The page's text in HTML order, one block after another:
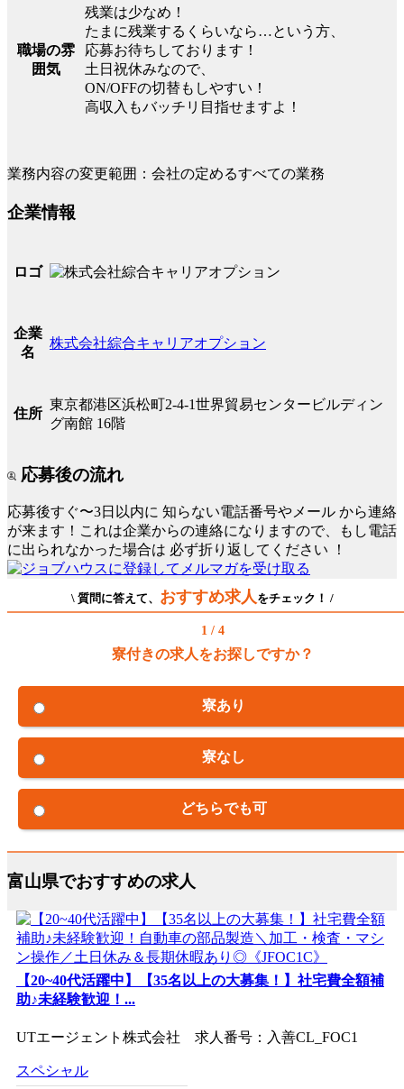
職場の雰
囲気
残業は少なめ！
たまに残業するくらいなら…という方、
応募お待ちしております！
土日祝休みなので、
ON/OFFの切替もしやすい！
高収入もバッチリ目指せますよ！
業務内容の変更範囲：会社の定めるすべての業務
企業情報
ロゴ
企業
名
株式会社綜合キャリアオプション
住所
東京都港区浜松町2-4-1世界貿易センタービルディン
グ南館 16階
応募後の流れ
応募後すぐ〜3日以内に 知らない電話番号やメール から連絡
が来ます！これは企業からの連絡になりますので、もし電話
に出られなかった場合は 必ず折り返してください ！
\ 質問に答えて、 おすすめ求人をチェック！ /
1 / 4
寮付きの求人をお探しですか？
寮あり
寮なし
どちらでも可
富山県でおすすめの求人
【20~40代活躍中】【35名以上の大募集！】社宅費全額補
助♪未経験歓迎！...
UTエージェント株式会社 求人番号：入善CL_FOC1
スペシャル